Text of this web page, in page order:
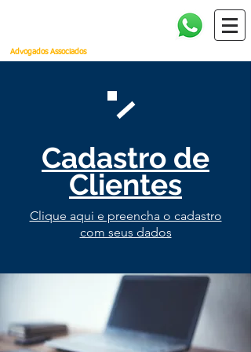
Advogados Associados
Cadastro de
Clientes
Clique aqui e preencha o cadastro
com seus dados